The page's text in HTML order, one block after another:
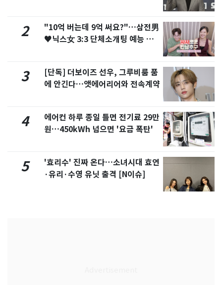
2
"10억 버는데 9억 써요?"…삼전男
♥닉스女 3:3 단체소개팅 예능 화
3
[단독] 더보이즈 선우, 그루비룸 품
에 안긴다…앳에어리어와 전속계약
4
에어컨 하루 종일 틀면 전기료 29만
원…450kWh 넘으면 '요금 폭탄'
5
'효리수' 진짜 온다…소녀시대 효연
·유리·수영 유닛 출격 [N이슈]